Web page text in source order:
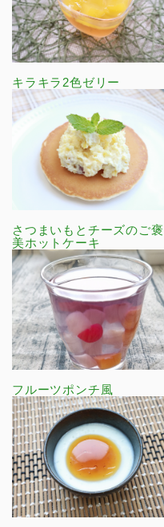
キラキラ2色ゼリー
さつまいもとチーズのご褒
美ホットケーキ
フルーツポンチ風